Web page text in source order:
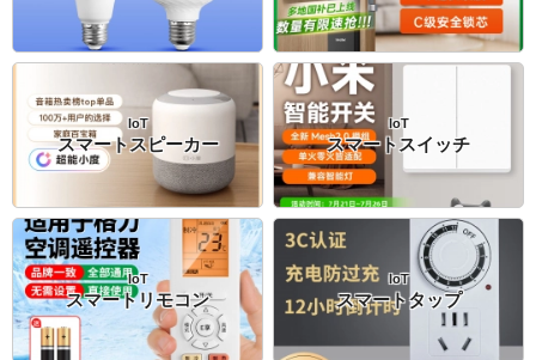
IoT
スマートスピーカー
IoT
スマートスイッチ
IoT
スマートリモコン
IoT
スマートタップ